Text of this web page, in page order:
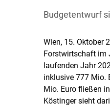
Budgetentwurf
Wien, 15. Oktober
Forstwirtschaft im
laufenden Jahr
inklusive 777 Mio.
Mio. Euro fließen
Köstinger sieht